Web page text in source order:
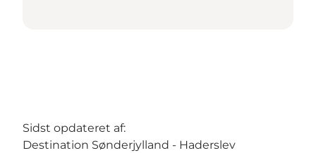
Sidst opdateret af:
Destination Sønderjylland - Haderslev